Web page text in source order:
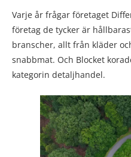
Varje år frågar företaget
företag de tycker är
branscher, allt från kläder
snabbmat. Och Blocket
kategorin detaljhandel.